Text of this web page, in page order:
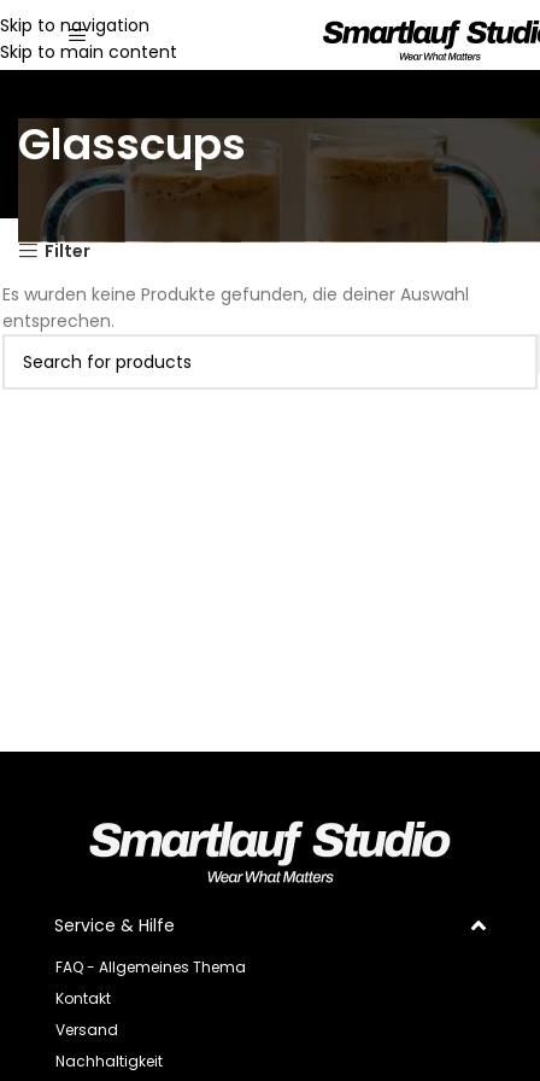
Skip to navigation
Skip to main content
Glasscups
Filter
Es wurden keine Produkte gefunden, die deiner Auswahl
entsprechen.
Service & Hilfe
FAQ - Allgemeines Thema
Kontakt
Versand
Nachhaltigkeit